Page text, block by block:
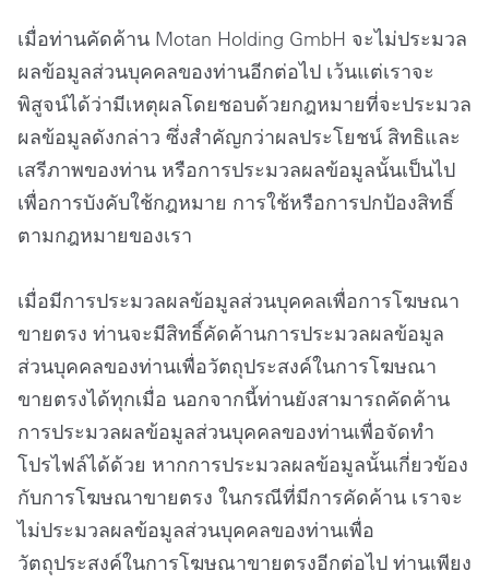
เมื่อท่านคัดค้าน Motan Holding GmbH จะไม่ประมวล
ผลข้อมูลส่วนบุคคลของท่านอีกต่อไป เว้นแต่เราจะ
พิสูจน์ได้ว่ามีเหตุผลโดยชอบด้วยกฎหมายที่จะประมวล
ผลข้อมูลดังกล่าว ซึ่งสำคัญกว่าผลประโยชน์ สิทธิและ
เสรีภาพของท่าน หรือการประมวลผลข้อมูลนั้นเป็นไป
เพื่อการบังคับใช้กฎหมาย การใช้หรือการปกป้องสิทธิ์
ตามกฎหมายของเรา
เมื่อมีการประมวลผลข้อมูลส่วนบุคคลเพื่อการโฆษณา
ขายตรง ท่านจะมีสิทธิ์คัดค้านการประมวลผลข้อมูล
ส่วนบุคคลของท่านเพื่อวัตถุประสงค์ในการโฆษณา
ขายตรงได้ทุกเมื่อ นอกจากนี้ท่านยังสามารถคัดค้าน
การประมวลผลข้อมูลส่วนบุคคลของท่านเพื่อจัดทำ
โปรไฟล์ได้ด้วย หากการประมวลผลข้อมูลนั้นเกี่ยวข้อง
กับการโฆษณาขายตรง ในกรณีที่มีการคัดค้าน เราจะ
ไม่ประมวลผลข้อมูลส่วนบุคคลของท่านเพื่อ
วัตถุประสงค์ในการโฆษณาขายตรงอีกต่อไป ท่านเพียง